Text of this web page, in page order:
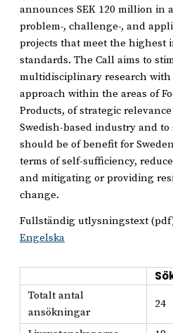
announces SEK 120 million in
problem-, challenge-, and
projects that meet the highest
standards. The Call aims to
multidisciplinary research
approach within the areas of
Products, of strategic
Swedish-based industry and to
should be of benefit for
terms of self-sufficiency,
and mitigating or providing
change.
Fullständig utlysningstext
Engelska
Totalt antal
ansökningar
24